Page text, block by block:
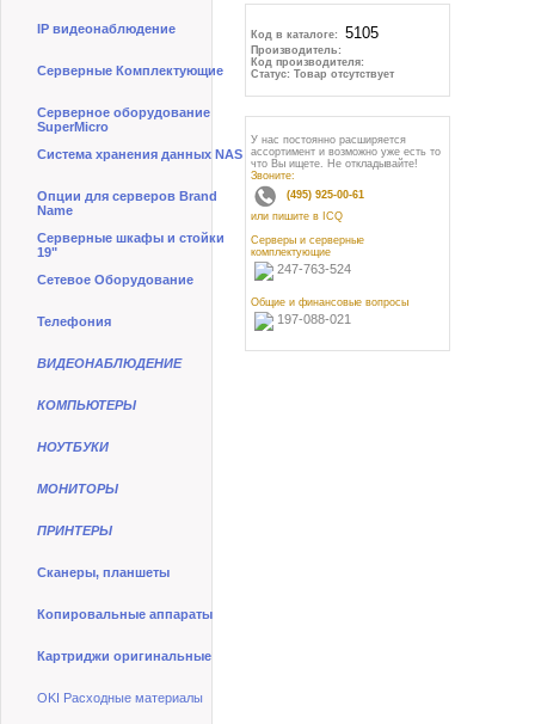
IP видеонаблюдение
Серверные Комплектующие
Серверное оборудование
SuperMicro
Система хранения данных NAS
Опции для серверов Brand
Name
Серверные шкафы и стойки
19"
Сетевое Оборудование
Телефония
ВИДЕОНАБЛЮДЕНИЕ
КОМПЬЮТЕРЫ
НОУТБУКИ
МОНИТОРЫ
ПРИНТЕРЫ
Сканеры, планшеты
Копировальные аппараты
Картриджи оригинальные
OKI Расходные материалы
Код в каталоге:
Производитель:
Код производителя:
Статус: Товар отсутствует
У нас постоянно расширяется
ассортимент и возможно уже есть то
что Вы ищете. Не откладывайте!
Звоните:
(495) 925-00-61
или пишите в ICQ
Серверы и серверные
комплектующие
247-763-524
Общие и финансовые вопросы
197-088-021